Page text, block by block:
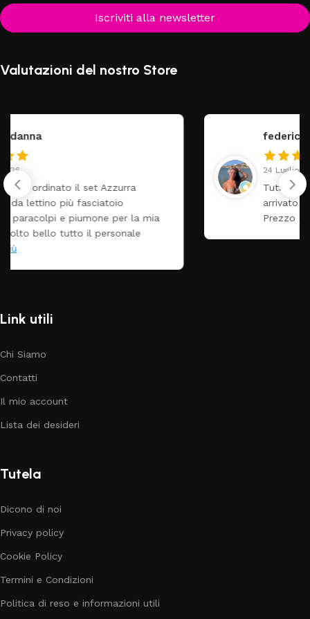
Iscriviti alla newsletter
Valutazioni del nostro Store
Tutti perfetto! Ho ordinato un lettino che é
arrivato ben imballato dopo pochi giorni.
Prezzo ottimi rispetto la concorrenza
Link utili
Chi Siamo
Contatti
Il mio account
Lista dei desideri
Tutela
Dicono di noi
Privacy policy
Cookie Policy
Termini e Condizioni
Politica di reso e informazioni utili